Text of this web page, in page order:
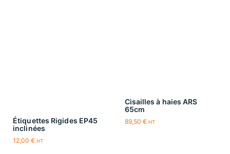
Étiquettes Rigides EP45
inclinées
12,00 € HT
Cisailles à haies ARS
65cm
89,50 € HT